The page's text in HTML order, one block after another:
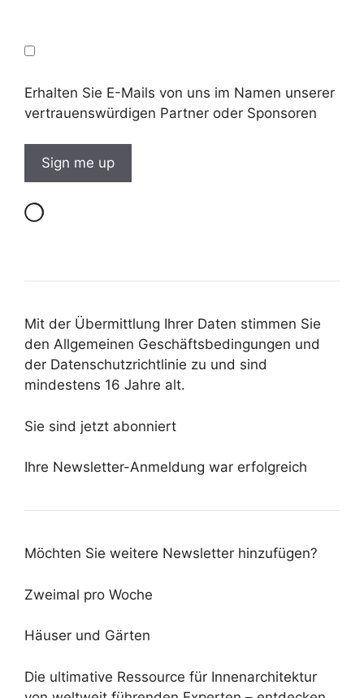
Erhalten Sie E-Mails von uns im Namen unserer
vertrauenswürdigen Partner oder Sponsoren
Mit der Übermittlung Ihrer Daten stimmen Sie
den Allgemeinen Geschäftsbedingungen und
der Datenschutzrichtlinie zu und sind
mindestens 16 Jahre alt.
Sie sind jetzt abonniert
Ihre Newsletter-Anmeldung war erfolgreich
Möchten Sie weitere Newsletter hinzufügen?
Zweimal pro Woche
Häuser und Gärten
Die ultimative Ressource für Innenarchitektur